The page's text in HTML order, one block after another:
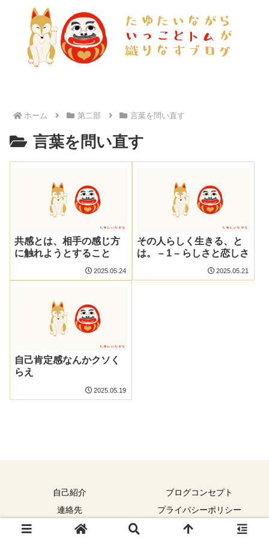
ホーム 第二部 言葉を問い直す
言葉を問い直す
共感とは、相手の感じ方
に触れようとすること
2025.05.24
その人らしく生きる、と
は。 – 1 – らしさと恋しさ
2025.05.21
自己肯定感なんかクソく
らえ
2025.05.19
自己紹介
ブログコンセプト
連絡先
プライバシーポリシー
© 2023 たゆたいながら.